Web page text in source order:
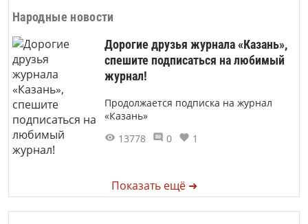
Народные новости
Дорогие друзья журнала «Казань»,
спешите подписаться на любимый
журнал!
Продолжается подписка на журнал
«Казань»
13778
0 1
Показать ещё ➜